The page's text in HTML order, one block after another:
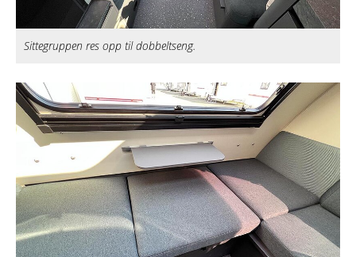
Sittegruppen res opp til dobbeltseng.